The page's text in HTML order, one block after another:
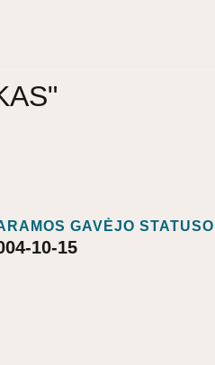
GAVĖJO
10-15